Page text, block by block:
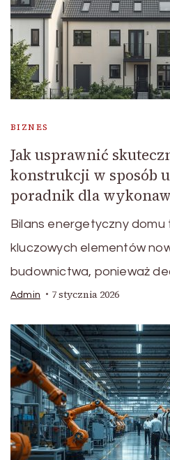
BIZNES
Jak usprawnić
konstrukcji w sposób
poradnik dla
Bilans energetyczny domu
kluczowych elementów
budownictwa, ponieważ
Admin 7 stycznia 2026